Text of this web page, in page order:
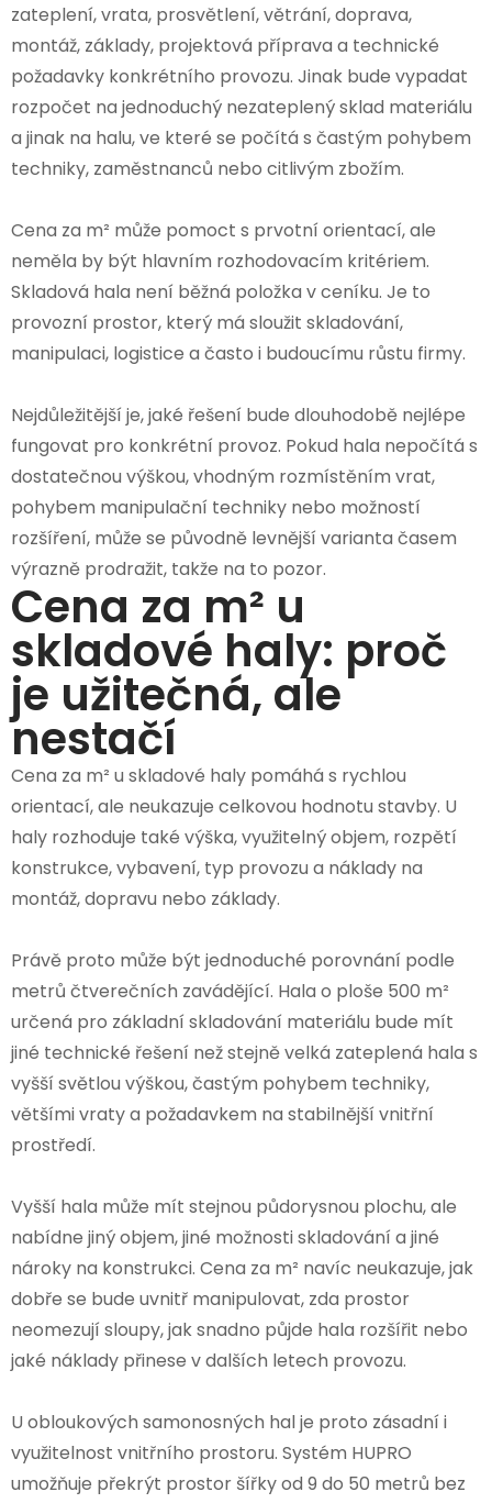
zateplení, vrata, prosvětlení, větrání, doprava,
montáž, základy, projektová příprava a technické
požadavky konkrétního provozu. Jinak bude vypadat
rozpočet na jednoduchý nezateplený sklad materiálu
a jinak na halu, ve které se počítá s častým pohybem
techniky, zaměstnanců nebo citlivým zbožím.
Cena za m² může pomoct s prvotní orientací, ale
neměla by být hlavním rozhodovacím kritériem.
Skladová hala není běžná položka v ceníku. Je to
provozní prostor, který má sloužit skladování,
manipulaci, logistice a často i budoucímu růstu firmy.
Nejdůležitější je, jaké řešení bude dlouhodobě nejlépe
fungovat pro konkrétní provoz. Pokud hala nepočítá s
dostatečnou výškou, vhodným rozmístěním vrat,
pohybem manipulační techniky nebo možností
rozšíření, může se původně levnější varianta časem
výrazně prodražit, takže na to pozor.
Cena za m² u
skladové haly: proč
je užitečná, ale
nestačí
Cena za m² u skladové haly pomáhá s rychlou
orientací, ale neukazuje celkovou hodnotu stavby. U
haly rozhoduje také výška, využitelný objem, rozpětí
konstrukce, vybavení, typ provozu a náklady na
montáž, dopravu nebo základy.
Právě proto může být jednoduché porovnání podle
metrů čtverečních zavádějící. Hala o ploše 500 m²
určená pro základní skladování materiálu bude mít
jiné technické řešení než stejně velká zateplená hala s
vyšší světlou výškou, častým pohybem techniky,
většími vraty a požadavkem na stabilnější vnitřní
prostředí.
Vyšší hala může mít stejnou půdorysnou plochu, ale
nabídne jiný objem, jiné možnosti skladování a jiné
nároky na konstrukci. Cena za m² navíc neukazuje, jak
dobře se bude uvnitř manipulovat, zda prostor
neomezují sloupy, jak snadno půjde hala rozšířit nebo
jaké náklady přinese v dalších letech provozu.
U obloukových samonosných hal je proto zásadní i
využitelnost vnitřního prostoru. Systém HUPRO
umožňuje překrýt prostor šířky od 9 do 50 metrů bez